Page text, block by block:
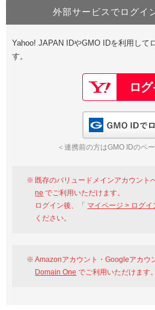
Value Domain One
Google
GMO ID
※AmazonはValue Domain
Value Domain Oneア
以下でも登録
Google
GMO ID
外部サービスでログイ
Yahoo! JAPAN IDやGMO IDを利用して
す。
＜連携前の方はGMO IDのペ
既存のバリュードメインアカウント
ne でご利用いただけます。
ログイン後、「 マイページ > ログイ
ください。
Amazonアカウント・Googleアカウ
Domain One でご利用いただけます。